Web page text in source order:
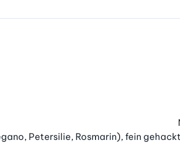
Petersilie, Rosmarin), fein gehackt